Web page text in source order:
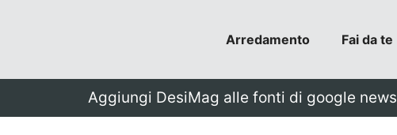
Arredamento Fai da te
Aggiungi DesiMag alle fonti di google news